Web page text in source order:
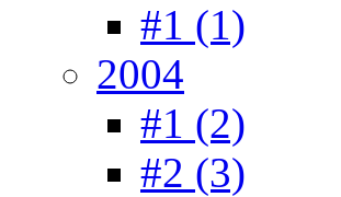
#1 (1)
2004
#1 (2)
#2 (3)